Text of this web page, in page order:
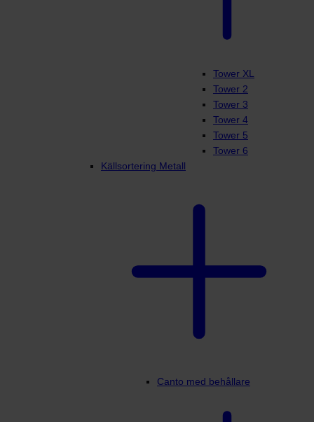
Tower XL
Tower 2
Tower 3
Tower 4
Tower 5
Tower 6
Källsortering Metall
Canto med behållare